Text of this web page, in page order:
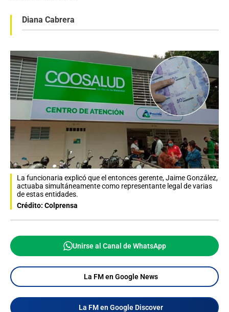
Diana Cabrera
La funcionaria explicó que el entonces gerente, Jaime González,
actuaba simultáneamente como representante legal de varias
de estas entidades.
Crédito: Colprensa
Unirse al Canal de WhatsApp
La FM en Google News
La FM en Google Discover